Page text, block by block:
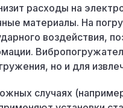
расходы на
материалы. На
воздействия,
но и для
случаях